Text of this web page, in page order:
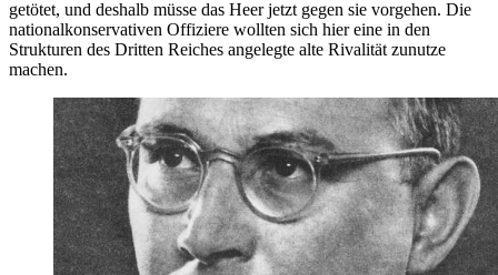
getötet, und deshalb müsse das Heer jetzt gegen sie vorgehen. Die
nationalkonservativen Offiziere wollten sich hier eine in den
Strukturen des Dritten Reiches angelegte alte Rivalität zunutze
machen.